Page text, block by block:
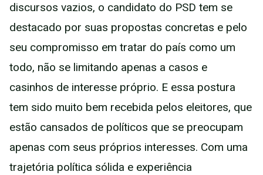
discursos vazios, o candidato do PSD tem se
destacado por suas propostas concretas e pelo
seu compromisso em tratar do país como um
todo, não se limitando apenas a casos e
casinhos de interesse próprio. E essa postura
tem sido muito bem recebida pelos eleitores, que
estão cansados de políticos que se preocupam
apenas com seus próprios interesses. Com uma
trajetória política sólida e experiência